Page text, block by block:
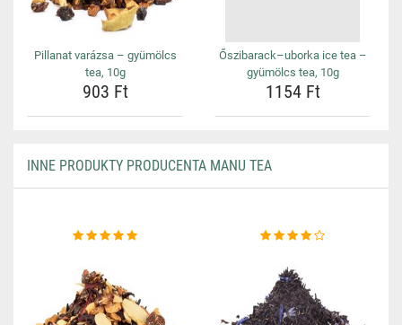
Pillanat varázsa – gyümölcs
tea, 10g
903 Ft
Őszibarack–uborka ice tea –
gyümölcs tea, 10g
1154 Ft
INNE PRODUKTY PRODUCENTA MANU TEA